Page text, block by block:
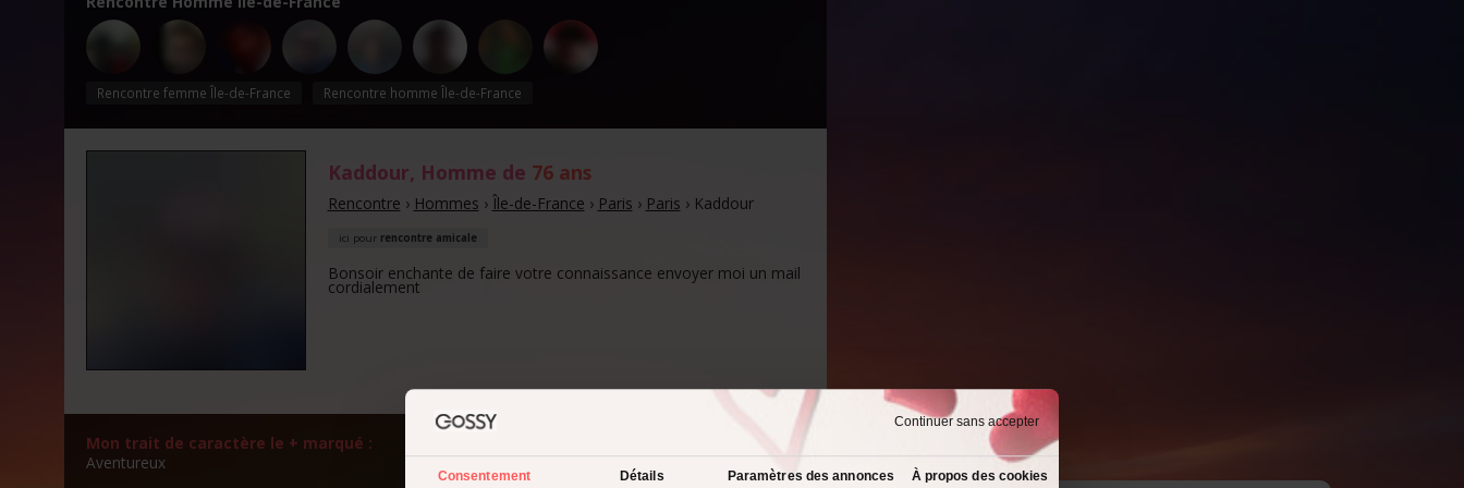
Continuer sans accepter
Consentement Détails Paramètres des annonces À propos des cookies
Rencontre femme Île-de-France Rencontre homme Île-de-France
Kaddour, Homme de 76 ans
Rencontre › Hommes › Île-de-France › Paris › Paris › Kaddour
ici pour rencontre amicale
Bonsoir enchante de faire votre connaissance envoyer moi un mail
cordialement
Mon trait de caractère le + marqué :
Aventureux
Un vrai canon !